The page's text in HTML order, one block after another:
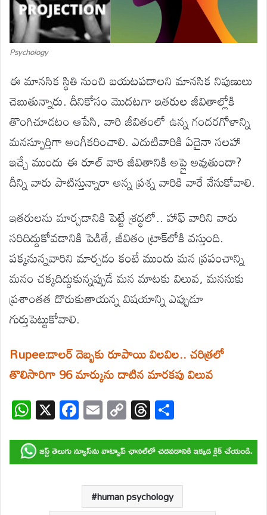
Psychology
ఈ మానసిక స్థితి నుంచి బయటపడాలని మానసిక నిపుణులు
చెబుతున్నారు. దీనికోసం మొదటగా ఇతరుల జీవితాల్లోకి
తొంగిచూడటం ఆపేసి, వారి జీవితంలో ఉన్న గందరగోళాన్ని
మనస్ఫూర్తిగా అంగీకరించాలి. ఎదుటివారికి ఏదైనా సలహా
ఇచ్చే ముందు ఈ రూల్ వారి జీవితానికి అప్లై అవుతుందా?
దీన్ని వారు పాటిస్తున్నారా అన్న ప్రశ్న వారికి వారే వేసుకోవాలి.
ఇతరులను మార్చడానికి పెట్టే శ్రద్ధలో.. హాఫ్ వారిని వారు
సరిదిద్దుకోవడానికి పెడితే, జీవితం ట్రాక్‌లోకి వస్తుంది.
పక్కనున్నవారిని మార్చడం కంటే ముందు మన ప్రపంచాన్ని
మనం చక్కదిద్దుకున్నప్పుడే మన మాటకు విలువ, మనసుకు
ప్రశాంతత దొరుకుతాయన్న విషయాన్ని ఎప్పుడూ
గుర్తుపెట్టుకోవాలి.
Rupee:డాలర్ దెబ్బకు రూపాయి విలవిల.. చరిత్రలో
తొలిసారిగా 96 మార్కును దాటిన మారకపు విలువ
W
h
at
s
X F
ac
e
b
o
o
E
m
ail
C
o
p
y
Li
n
T
hr
e
a
d
s
ar
e
human psychology